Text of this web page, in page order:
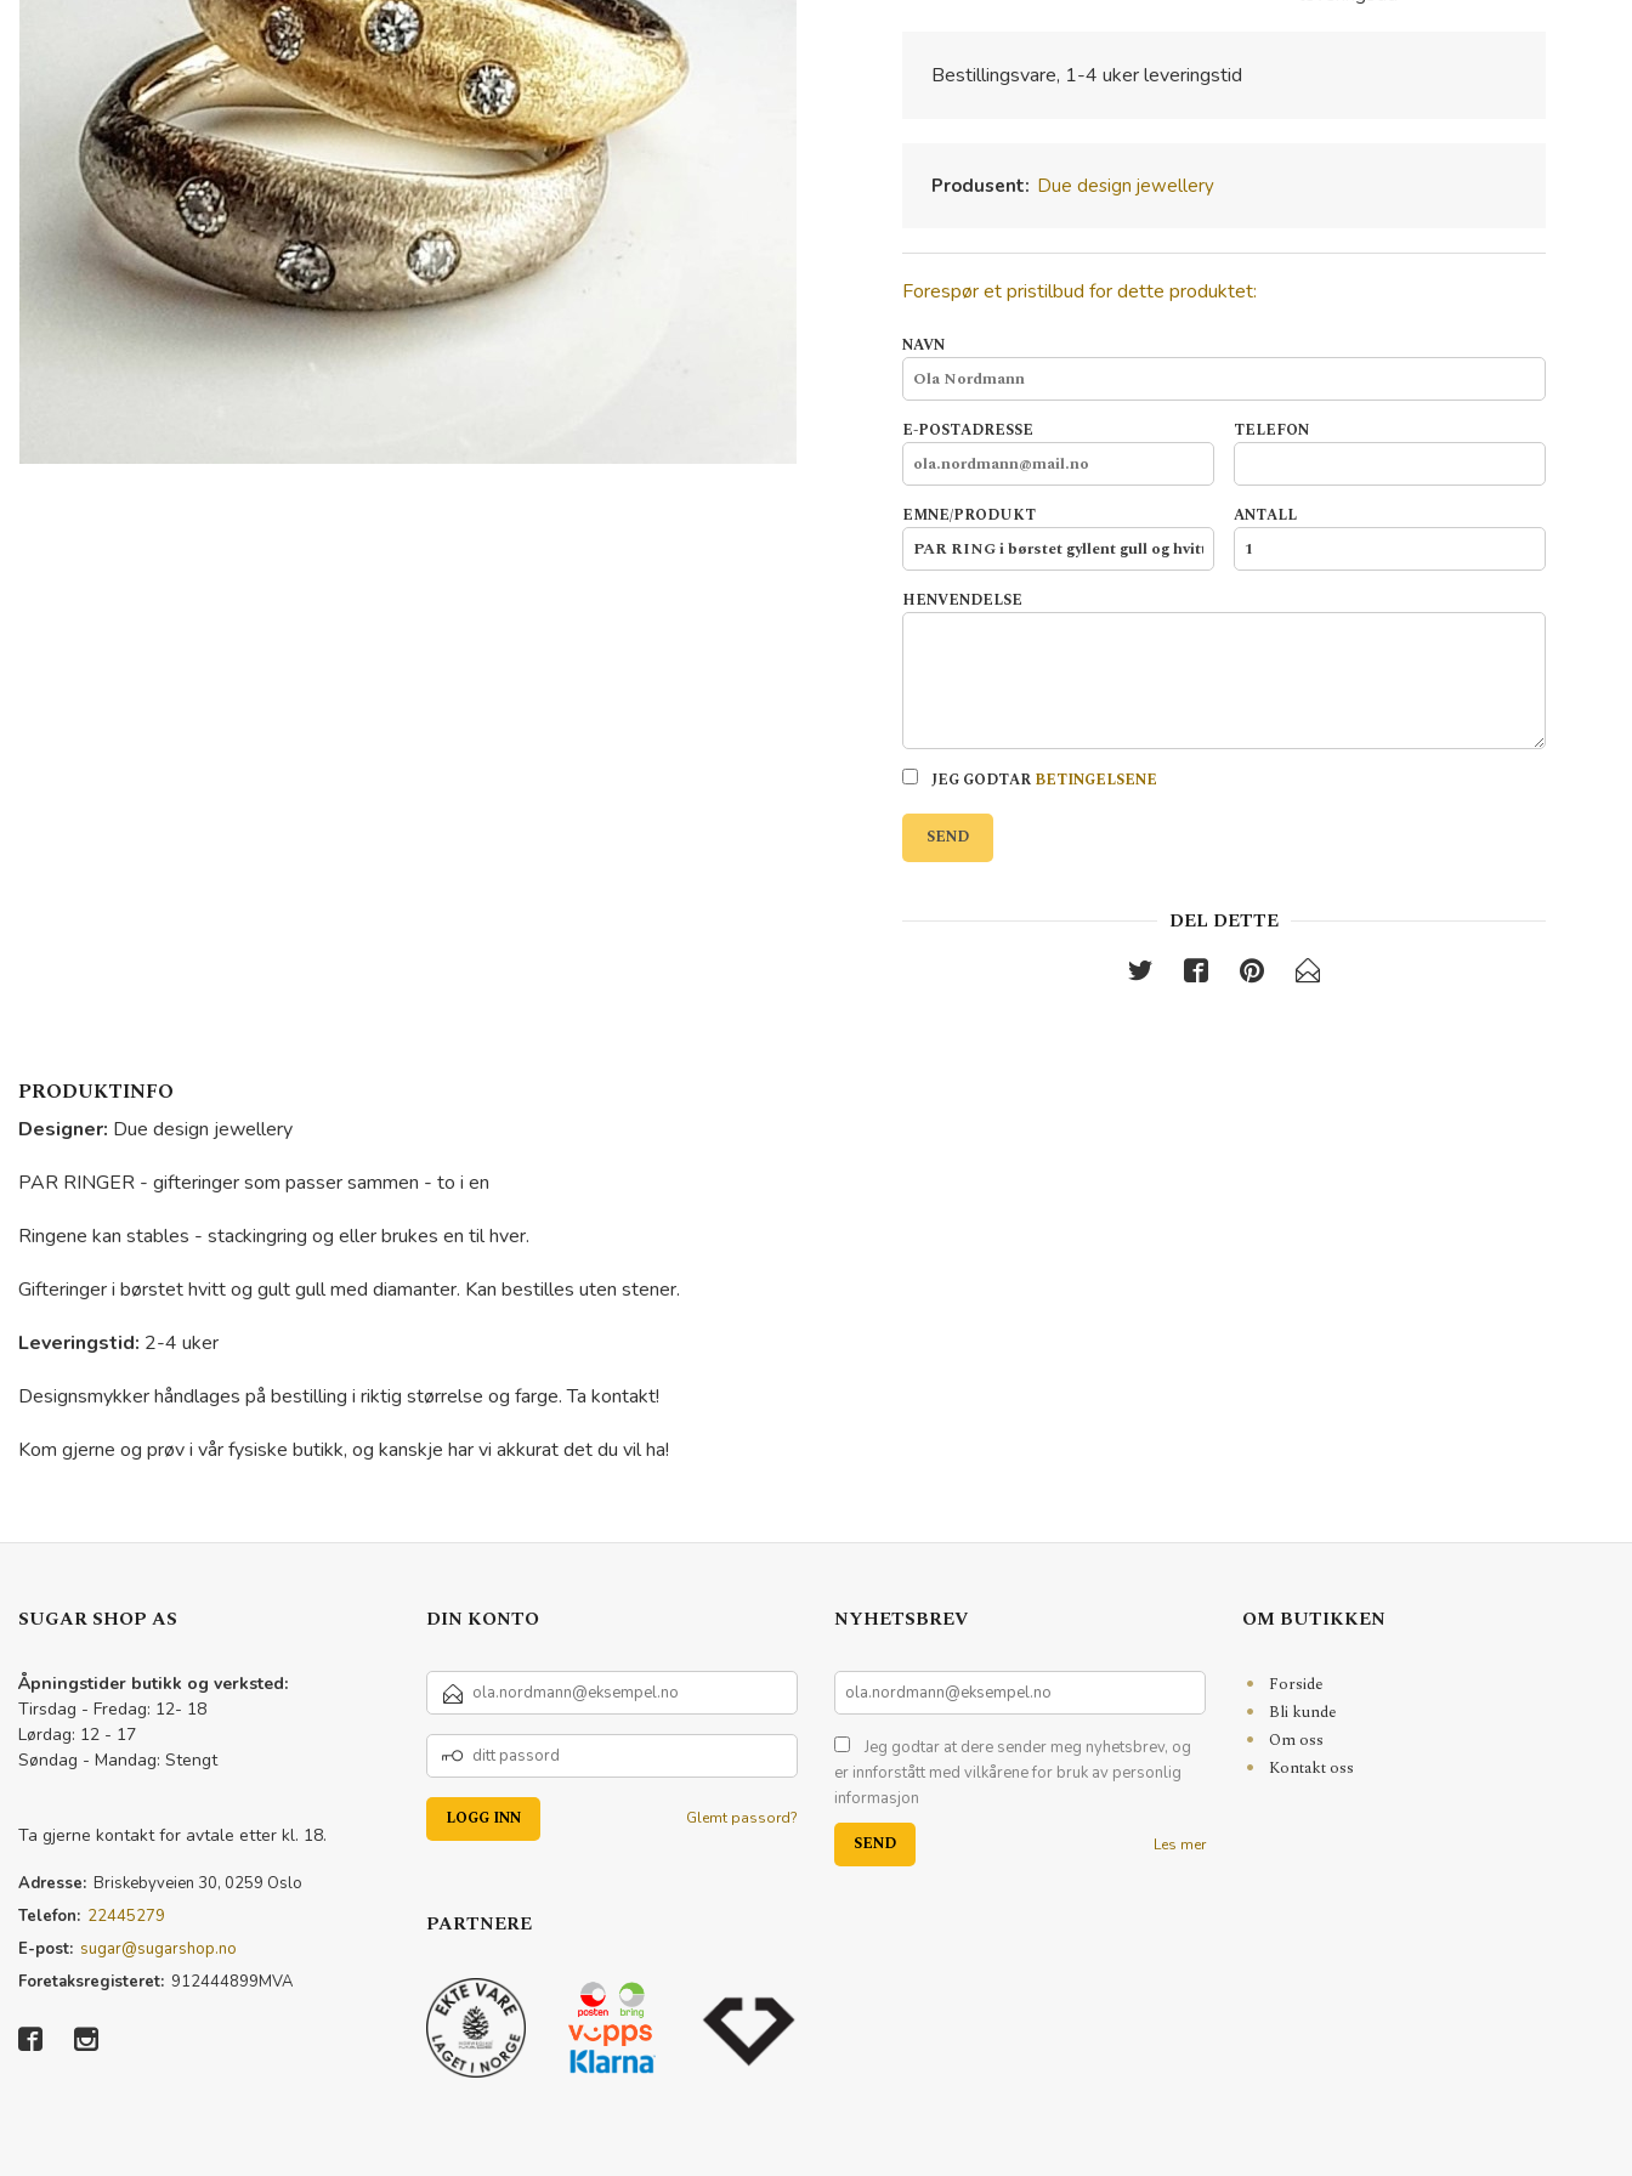
Bestillingsvare, 1-4 uker leveringstid
Produsent: Due design jewellery
Forespør et pristilbud for dette produktet:
NAVN
E-POSTADRESSE TELEFON
EMNE/PRODUKT ANTALL
HENVENDELSE
JEG GODTAR BETINGELSENE
SEND
DEL DETTE
PRODUKTINFO
Designer: Due design jewellery
PAR RINGER - gifteringer som passer sammen - to i en
Ringene kan stables - stackingring og eller brukes en til hver.
Gifteringer i børstet hvitt og gult gull med diamanter. Kan bestilles uten stener.
Leveringstid: 2-4 uker
Designsmykker håndlages på bestilling i riktig størrelse og farge. Ta kontakt!
Kom gjerne og prøv i vår fysiske butikk, og kanskje har vi akkurat det du vil ha!
SUGAR SHOP AS
Åpningstider butikk og verksted:
Tirsdag - Fredag: 12- 18
Lørdag: 12 - 17
Søndag - Mandag: Stengt
Ta gjerne kontakt for avtale etter kl. 18.
Adresse: Briskebyveien 30, 0259 Oslo
Telefon: 22445279
E-post: sugar@sugarshop.no
Foretaksregisteret: 912444899MVA
DIN KONTO
E-
POSTADRESSE
DITT
PASSORD
Glemt passord?
PARTNERE
NYHETSBREV
Jeg godtar at dere sender meg nyhetsbrev, og
er innforstått med vilkårene for bruk av personlig
informasjon
Les mer
OM BUTIKKEN
Forside
Bli kunde
Om oss
Kontakt oss